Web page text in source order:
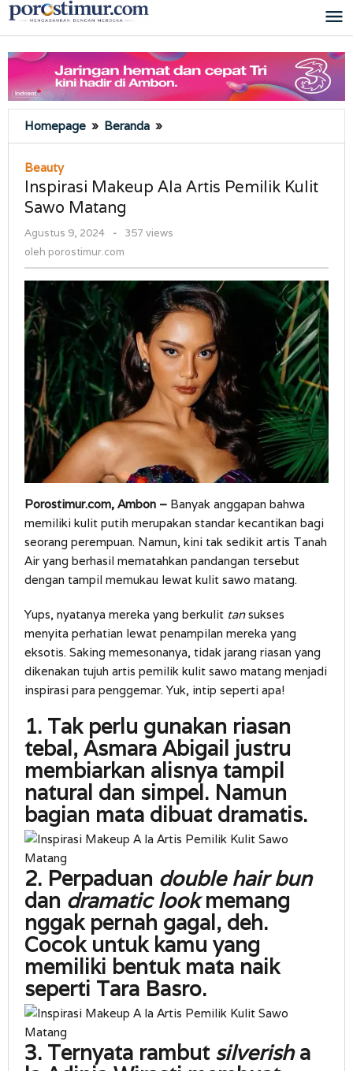
Lewati
ke
Homepage » Beranda »
Makeup
Artis
Pemilik
Sawo
Beauty
Inspirasi Makeup Ala Artis Pemilik Kulit
Sawo Matang
Agustus 9, 2024
oleh
-
357 views
oleh porostimur.com
Porostimur.com, Ambon – Banyak anggapan bahwa
memiliki kulit putih merupakan standar kecantikan bagi
seorang perempuan. Namun, kini tak sedikit artis Tanah
Air yang berhasil mematahkan pandangan tersebut
dengan tampil memukau lewat kulit sawo matang.
Yups, nyatanya mereka yang berkulit tansukses
menyita perhatian lewat penampilan mereka yang
eksotis. Saking memesonanya, tidak jarang riasan yang
dikenakan tujuh artis pemilik kulit sawo matang menjadi
inspirasi para penggemar. Yuk, intip seperti apa!
1. Tak perlu gunakan riasan
tebal, Asmara Abigail justru
membiarkan alisnya tampil
natural dan simpel. Namun
bagian mata dibuat dramatis.
2. Perpaduan double hair bun
dan dramatic lookmemang
nggak pernah gagal, deh.
Cocok untuk kamu yang
memiliki bentuk mata naik
seperti Tara Basro.
3. Ternyata rambut silverisha